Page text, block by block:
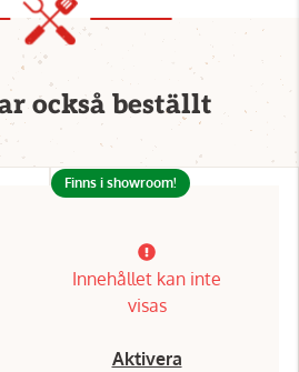
också beställt
Innehållet kan inte
visas
Aktivera
Finns i showroom!